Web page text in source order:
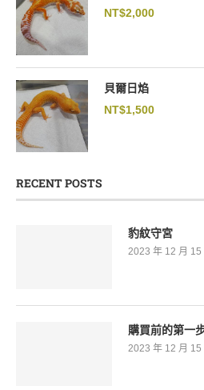
NT$2,000
貝爾日焰
NT$1,500
RECENT POSTS
豹紋守宮
2023 年 12 月 15
購買前的第一
2023 年 12 月 15